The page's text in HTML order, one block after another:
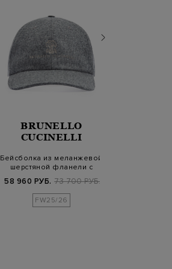
BRUNELLO
CUCINELLI
Бейсболка из меланжевой
шерстяной фланели с
58 960 РУБ. 73 700 РУБ.
FW25/26